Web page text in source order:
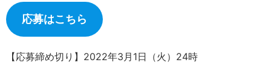
応募はこちら
【応募締め切り】2022年3月1日（火）24時